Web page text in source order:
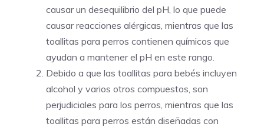
causar un desequilibrio del pH, lo que puede
causar reacciones alérgicas, mientras que las
toallitas para perros contienen químicos que
ayudan a mantener el pH en este rango.
Debido a que las toallitas para bebés incluyen
alcohol y varios otros compuestos, son
perjudiciales para los perros, mientras que las
toallitas para perros están diseñadas con